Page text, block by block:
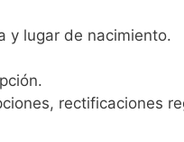
y lugar de nacimiento.
rectificaciones